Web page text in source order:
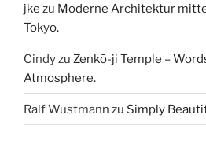
jke zu Moderne Architektur
Tokyo.
Cindyzu Zenkō-ji Temple –
Atmosphere.
Ralf Wustmann zu Simply